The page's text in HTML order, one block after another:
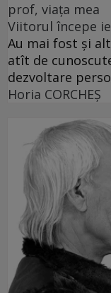
prof, viața mea
Viitorul începe
Au mai fost și
atît de
dezvoltare
Horia CORCHEŞ